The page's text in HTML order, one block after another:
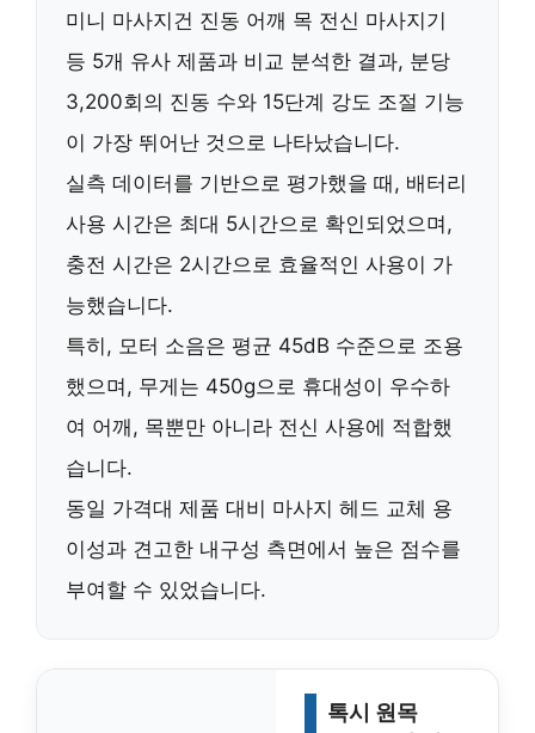
미니 마사지건 진동 어깨 목 전신 마사지기
등 5개 유사 제품과 비교 분석한 결과, 분당
3,200회의 진동 수와 15단계 강도 조절 기능
이 가장 뛰어난 것으로 나타났습니다.
실측 데이터를 기반으로 평가했을 때, 배터리
사용 시간은 최대 5시간으로 확인되었으며,
충전 시간은 2시간으로 효율적인 사용이 가
능했습니다.
특히, 모터 소음은 평균 45dB 수준으로 조용
했으며, 무게는 450g으로 휴대성이 우수하
여 어깨, 목뿐만 아니라 전신 사용에 적합했
습니다.
동일 가격대 제품 대비 마사지 헤드 교체 용
이성과 견고한 내구성 측면에서 높은 점수를
부여할 수 있었습니다.
톡시 원목